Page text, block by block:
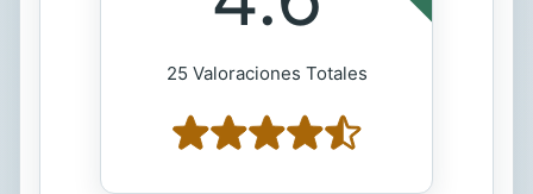
25 Valoraciones Totales